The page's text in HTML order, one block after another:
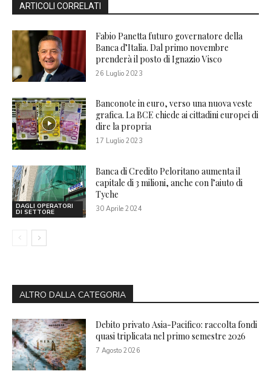
ARTICOLI CORRELATI
Fabio Panetta futuro governatore della
Banca d’Italia. Dal primo novembre
prenderà il posto di Ignazio Visco
26 Luglio 2023
Banconote in euro, verso una nuova veste
grafica. La BCE chiede ai cittadini europei di
dire la propria
17 Luglio 2023
DAGLI OPERATORI
DI SETTORE
Banca di Credito Peloritano aumenta il
capitale di 3 milioni, anche con l’aiuto di
Tyche
30 Aprile 2024
ALTRO DALLA CATEGORIA
Debito privato Asia-Pacifico: raccolta fondi
quasi triplicata nel primo semestre 2026
7 Agosto 2026